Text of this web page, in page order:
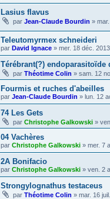
Lasius flavus
par Jean-Claude Bourdin »
Teleutomyrmex schneideri
par David Ignace » mer. 18 déc.
Térébrant(?)
par Théotime Colin » sam. 12
Fourmis et ruches d'abeilles
par Jean-Claude Bourdin » lun. 12
74 Les Gets
par Christophe Galkowski »
04 Vachères
par Christophe Galkowski » mer. 7
2A Bonifacio
par Christophe Galkowski » ven. 2
Strongylognathus testaceus
par Théotime Colin » mar. 16